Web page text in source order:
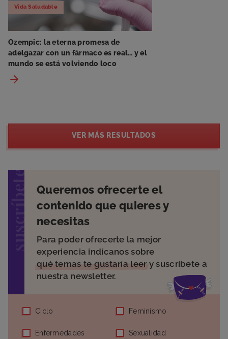
Vida Saludable
Ozempic: la eterna promesa de
adelgazar con un fármaco es real… y el
mundo se está volviendo loco
VER MÁS RESULTADOS
Queremos ofrecerte el
contenido que quieres y
necesitas
Para poder ofrecerte la mejor
experiencia indícanos sobre
qué temas te gustaría leer y suscríbete a
nuestra newsletter.
Ciclo Feminismo
Enfermedades Sexualidad